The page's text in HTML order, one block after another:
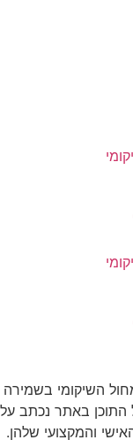
השיקומי בשמירה
התוכן באתר נכתב על
והמקצועי שלהן.